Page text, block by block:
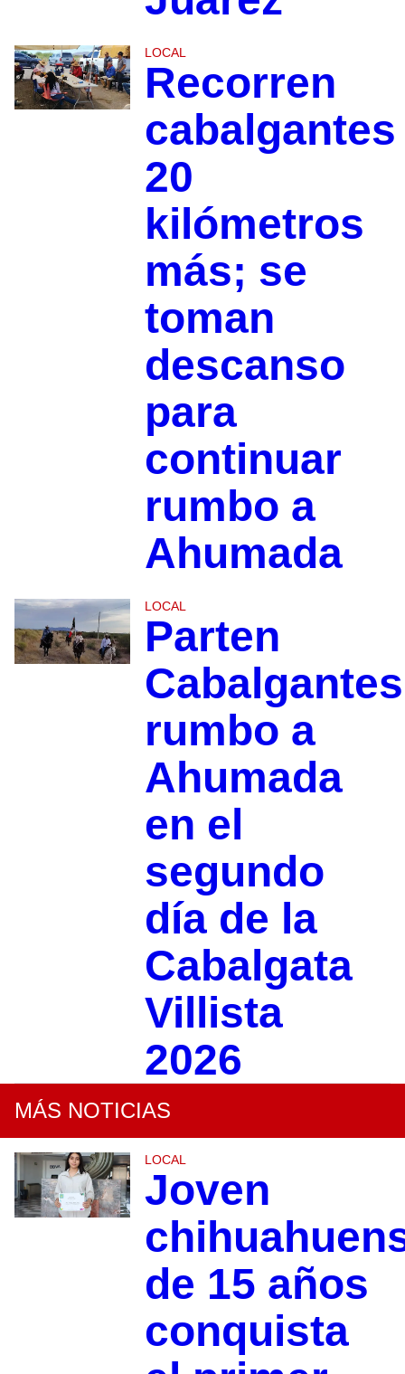
LOCAL
Recorren
cabalgantes
20
kilómetros
más; se
toman
descanso
para
continuar
rumbo a
Ahumada
LOCAL
Parten
Cabalgantes
rumbo a
Ahumada
en el
segundo
día de la
Cabalgata
Villista
2026
MÁS NOTICIAS
LOCAL
Joven
de 15 años
conquista